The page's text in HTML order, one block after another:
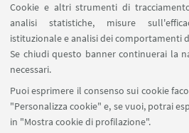
Cookie e altri strumenti di
analisi statistiche, misure
istituzionale e analisi dei comportamenti
Se chiudi questo banner continuerai la
necessari.
Puoi esprimere il consenso sui cookie
"Personalizza cookie" e, se vuoi, potrai
in "Mostra cookie di profilazione".
SEGUI IL
SEGUI UNIBO